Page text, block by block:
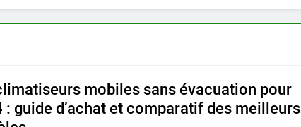
mobiles sans évacuation pour
: guide d’achat et comparatif des meilleurs